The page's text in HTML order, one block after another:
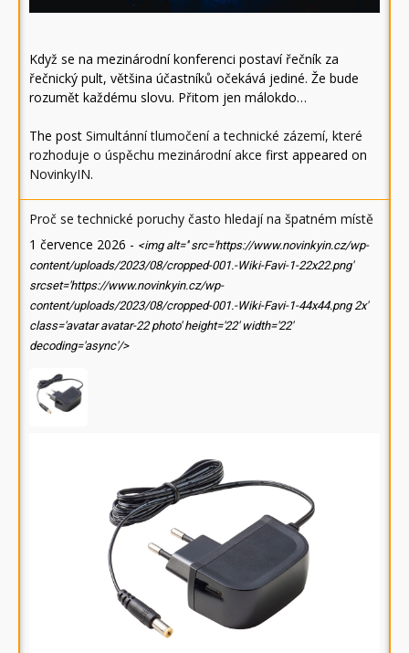
Když se na mezinárodní konferenci postaví řečník za
řečnický pult, většina účastníků očekává jediné. Že bude
rozumět každému slovu. Přitom jen málokdo…
The post Simultánní tlumočení a technické zázemí, které
rozhoduje o úspěchu mezinárodní akce first appeared on
NovinkyIN.
Proč se technické poruchy často hledají na špatném místě
1 července 2026 - <img alt='' src='https://www.novinkyin.cz/wp-
content/uploads/2023/08/cropped-001.-Wiki-Favi-1-22x22.png'
srcset='https://www.novinkyin.cz/wp-
content/uploads/2023/08/cropped-001.-Wiki-Favi-1-44x44.png 2x'
class='avatar avatar-22 photo' height='22' width='22'
decoding='async'/>